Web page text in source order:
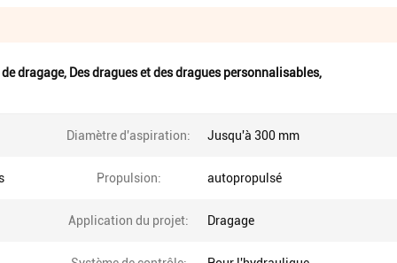
dragage, Des dragues et des dragues personnalisables,
Diamètre d'aspiration: Jusqu'à 300 mm
Propulsion: autopropulsé
Application du projet: Dragage